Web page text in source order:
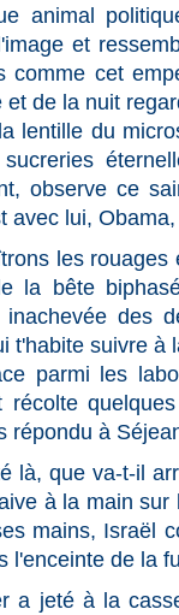
animal
et
comme cet
de la nuit
lentille du
observe ce
avec lui,
les
la bête
des
t'habite suivre à
parmi les
répondu à
là, que va-t-il
à la main
mains, Israël
l'enceinte de la
a jeté à la